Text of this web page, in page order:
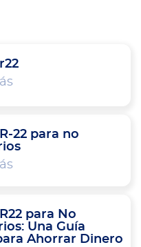
22 para no
para No
Una Guía
Ahorrar Dinero